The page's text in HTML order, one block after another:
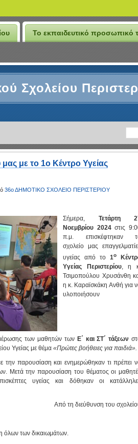
Το εκπαιδευτικό προσωπικό
Σχολείου
με το 1ο Κέντρο Υγείας
36ο ΔΗΜΟΤΙΚΟ ΣΧΟΛΕΙΟ ΠΕΡΙΣΤΕΡΙΟΥ
Σήμερα, Τετάρτη
Νοεμβρίου 2024στις
π.μ. επισκέφτηκαν
σχολείο μας
υγείας από το 1ο
Υγείας Περιστερίου, η
Τσιμοπούλου Χρυσάνθη
η κ. Καραϊσκάκη Ανθή για
υλοποιήσουν
των μαθητών των Ε΄ και ΣΤ΄ τάξεων
Υγείας με θέμα «Πρώτες βοήθειες για παιδιά».
την παρουσίαση και ενημερώθηκαν τι πρέπει
Μετά την παρουσίαση του θέματος οι
υγείας και δόθηκαν οι
Από τη διεύθυνση του
όλων των δικαιωμάτων.